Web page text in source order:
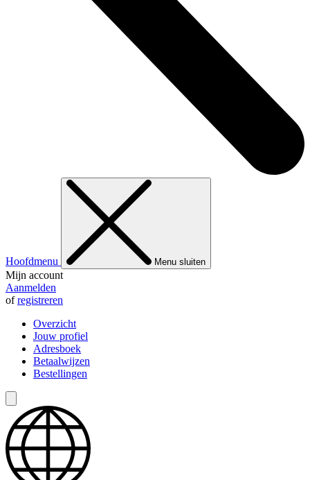
Hoofdmenu Menu sluiten
Mijn account
Aanmelden
ofregistreren
Overzicht
Jouw profiel
Adresboek
Betaalwijzen
Bestellingen